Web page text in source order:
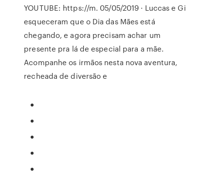
YOUTUBE: https://m. 05/05/2019 · Luccas e Gi
esqueceram que o Dia das Mães está
chegando, e agora precisam achar um
presente pra lá de especial para a mãe.
Acompanhe os irmãos nesta nova aventura,
recheada de diversão e